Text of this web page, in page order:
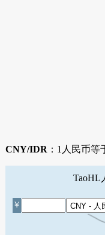
CNY/IDR ：1人民币
TaoHL
￥